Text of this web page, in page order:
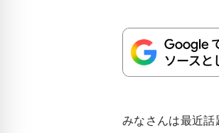
みなさんは最近